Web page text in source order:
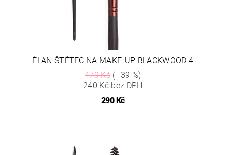
ÉLAN ŠTĚTEC NA MAKE-UP BLACKWOOD 4
479 Kč(–39 %)
240 Kč bez DPH
290 Kč